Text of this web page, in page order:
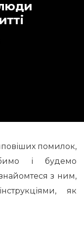
помилок,
і будемо
з ним,
як